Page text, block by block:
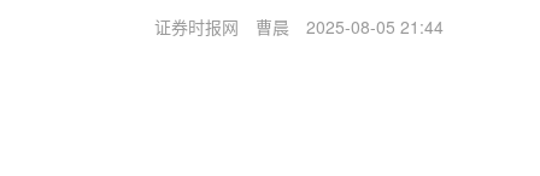
证券时报网 曹晨 2025-08-05 21:44